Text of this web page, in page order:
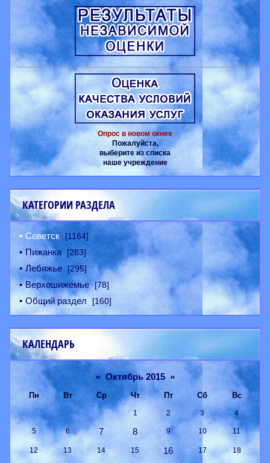
Опрос в новом окнее
Пожалуйста,
выберите из списка
наше учреждение
КАТЕГОРИИ РАЗДЕЛА
Советск [1164]
Пижанка [283]
Лебяжье [295]
Верхошижемье [78]
Общий раздел [160]
КАЛЕНДАРЬ
« Октябрь 2015 »
Пн Вт Ср Чт Пт Сб Вс
1 2 3 4
5 6 7 8 9 10 11
12 13 14 15 16 17 18